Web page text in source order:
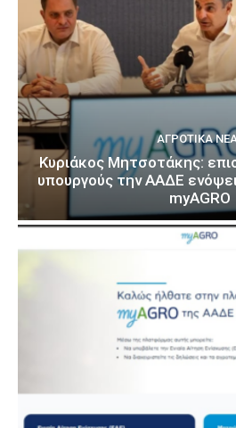
ΑΓΡΟΤΙΚΆ
Κυριάκος Μητσοτάκης:
υπουργούς την ΑΑΔΕ
myAGRO